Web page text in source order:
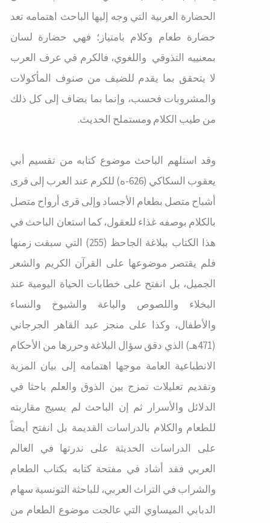
الحضارة العربية التي وجه إليها الباحث اهتمامه تعد
حضارة طعام وكلام بامتياز؛ فهي حضارة لسان
بمعنييه التذوقي واللغوي، فالكرم في عرف العرب
لا يتحقق بما يقدم للضيف من صنوف المأكولات
والمشروبات فحسب، وإنما بما يضاف إلى كل ذلك
من طيب الكلام ومستملح الحديث.
وقد استلهم الباحث موضوع كتابه من تقسيم أبي
يعقوب السكاكي (626-ه) للكرم عند العرب إلى قرى
أشباح متصل بطعام الأجساد وإلى قرى أرواح متصل
بالكلام بوصفه غذاء للعقول، كما استعان الباحث في
هذا الكتاب ببلاغة الجاحظ (255) التي سبقت زمنها
فلم يقتصر موضوعها على القرآن الكريم والشعر
الجميل، بل انفتح على خطابات الحياة اليومية عند
البخلاء واللصوص والباعة والشيوخ والنساء
والأطفال، وكذا على منجز عبد القاهر الجرجاني
(471هـ) الذي دقق سؤال البلاغة وحررها من الأحكام
الانطباعية العامة موجها اهتمامه إلى بيان المزية
وتقديم تعليلات تمزج بين الذوق والعلم باحثا في
الدلائل والأسرار ثم إن الباحث لم يسيج مقاربته
للطعام والكلام بالدراسات القديمة بل انفتح أيضاً
على الدراسات الحديثة على ندرتها في العالم
العربي فقد أشاد في مفتحة كتابه بكتاب الطعام
والشراب في التراث العربي، للباحثة التونسية سهام
الدبابي الميساوي التي عالجت موضوع الطعام من